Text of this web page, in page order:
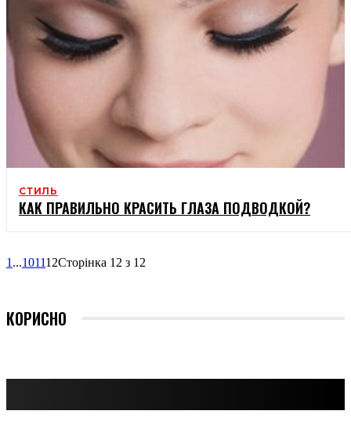
СТИЛЬ
КАК ПРАВИЛЬНО КРАСИТЬ ГЛАЗА ПОДВОДКОЙ?
1...101112Сторінка 12 з 12
КОРИСНО